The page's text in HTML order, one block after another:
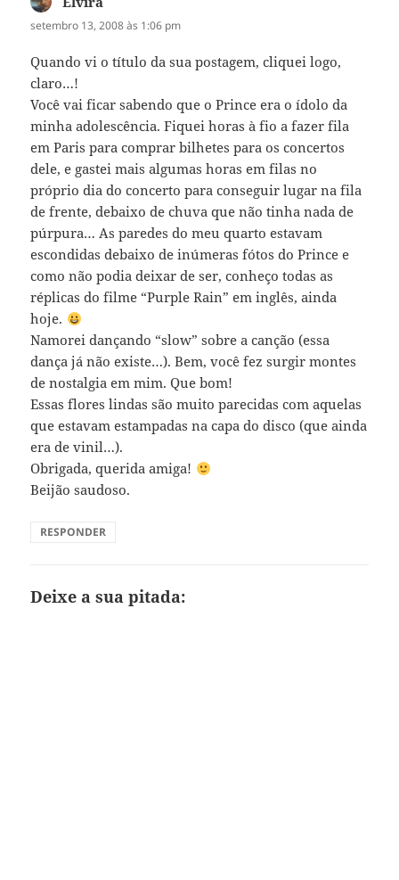
setembro 13, 2008 às 1:06 pm
Quando vi o título da sua postagem, cliquei logo,
claro…!
Você vai ficar sabendo que o Prince era o ídolo da
minha adolescência. Fiquei horas à fio a fazer fila
em Paris para comprar bilhetes para os concertos
dele, e gastei mais algumas horas em filas no
próprio dia do concerto para conseguir lugar na fila
de frente, debaixo de chuva que não tinha nada de
púrpura… As paredes do meu quarto estavam
escondidas debaixo de inúmeras fótos do Prince e
como não podia deixar de ser, conheço todas as
réplicas do filme “Purple Rain” em inglês, ainda
hoje.
Namorei dançando “slow” sobre a canção (essa
dança já não existe…). Bem, você fez surgir montes
de nostalgia em mim. Que bom!
Essas flores lindas são muito parecidas com aquelas
que estavam estampadas na capa do disco (que ainda
era de vinil…).
Obrigada, querida amiga!
Beijão saudoso.
RESPONDER
Deixe a sua pitada: